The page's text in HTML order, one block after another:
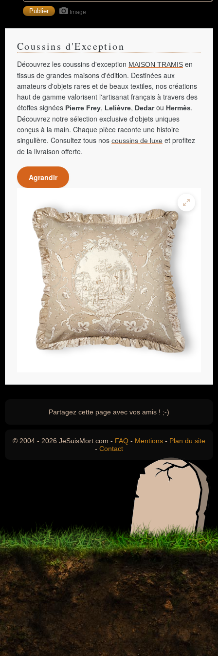
Image
Coussins d'Exception
Découvrez les coussins d'exception MAISON TRAMIS en
tissus de grandes maisons d'édition. Destinées aux
amateurs d'objets rares et de beaux textiles, nos créations
haut de gamme valorisent l'artisanat français à travers des
étoffes signées Pierre Frey, Lelièvre, Dedarou Hermès.
Découvrez notre sélection exclusive d'objets uniques
conçus à la main. Chaque pièce raconte une histoire
singulière. Consultez tous nos coussins de luxe et profitez
de la livraison offerte.
Agrandir
Partagez cette page avec vos amis ! ;-)
© 2004 - 2026 JeSuisMort.com - FAQ - Mentions - Plan du site
- Contact